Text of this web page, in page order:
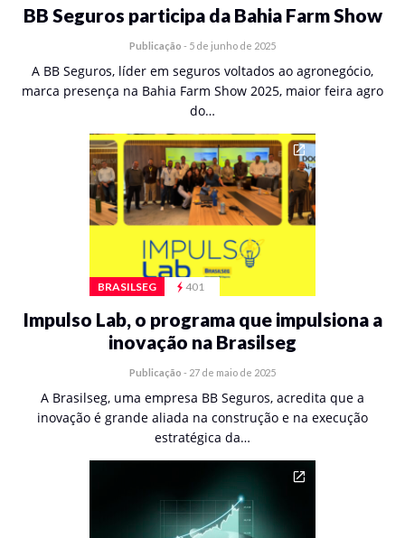
BB Seguros participa da Bahia Farm Show
Publicação - 5 de junho de 2025
A BB Seguros, líder em seguros voltados ao agronegócio,
marca presença na Bahia Farm Show 2025, maior feira agro
do…
BRASILSEG 401
Impulso Lab, o programa que impulsiona a
inovação na Brasilseg
Publicação - 27 de maio de 2025
A Brasilseg, uma empresa BB Seguros, acredita que a
inovação é grande aliada na construção e na execução
estratégica da…